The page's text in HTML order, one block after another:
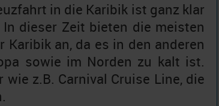
in die Karibik ist ganz klar
dieser Zeit bieten die meisten
Karibik an, da es in den anderen
sowie im Norden zu kalt ist.
z.B. Carnival Cruise Line, die